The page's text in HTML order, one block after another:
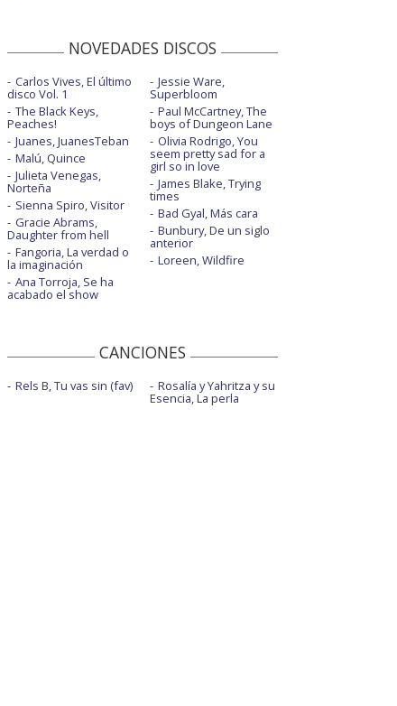
NOVEDADES DISCOS
Carlos Vives, El último
disco Vol. 1
The Black Keys,
Peaches!
Juanes, JuanesTeban
Malú, Quince
Julieta Venegas,
Norteña
Sienna Spiro, Visitor
Gracie Abrams,
Daughter from hell
Fangoria, La verdad o
la imaginación
Ana Torroja, Se ha
acabado el show
Jessie Ware,
Superbloom
Paul McCartney, The
boys of Dungeon Lane
Olivia Rodrigo, You
seem pretty sad for a
girl so in love
James Blake, Trying
times
Bad Gyal, Más cara
Bunbury, De un siglo
anterior
Loreen, Wildfire
CANCIONES
Rels B, Tu vas sin (fav) Rosalía y Yahritza y su
Esencia, La perla